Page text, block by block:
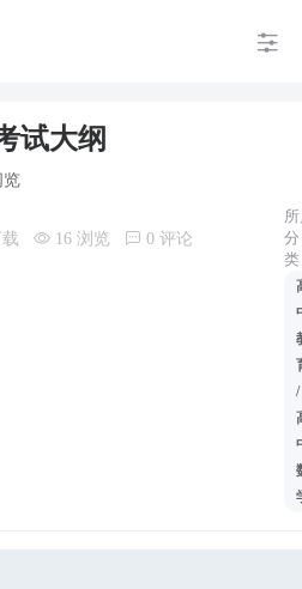
试大纲
览
16 浏览
0 评论
分
/